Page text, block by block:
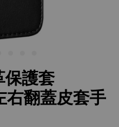
護套
右翻蓋皮套手